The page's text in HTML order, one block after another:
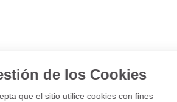
Gestión de los Cookies
¿Acepta que el sitio utilice cookies con fines